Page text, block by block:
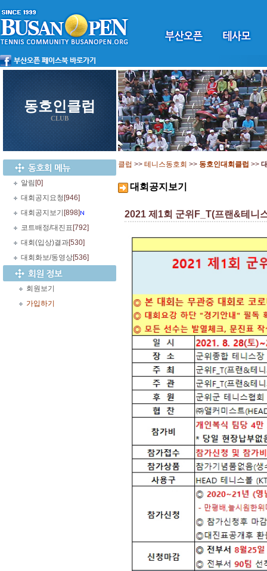
동호인클럽
CLUB
알림 [0]
대회공지요청 [946]
대회공지보기 [898]
코트배정/대진표 [792]
대회(입상)결과[530]
대회화보/동영상[536]
회원보기
가입하기
클럽 >> 테니스동호회 >> 동호인대회클럽 >>
대회공지보기
2021 제1회 군위F_T(프랜&테니